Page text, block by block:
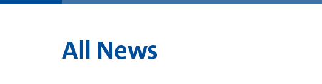
All News